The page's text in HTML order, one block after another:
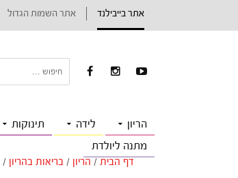
אתר בייבילנד אתר השמות הגדול
הריון לידה תינוקות
מתנה ליולדת
דף הבית / הריון / בריאות בהריון /